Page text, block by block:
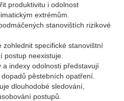
produktivitu i odolnost
extrémům.
stanovištích rizikové
zohlednit specifické stanovištní
postup neexistuje.
a indexy odolnosti představují
pěstebních opatření.
dlouhodobé sledování,
postupů.